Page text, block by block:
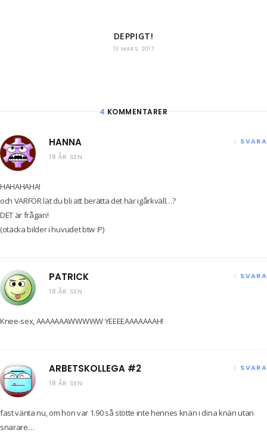
DEPPIGT!
13 MARS, 2017
4 KOMMENTARER
HANNA
18 ÅR SEN
SVARA
HAHAHAHA!
och VARFÖR lät du bli att berätta det här igårkväll…?
DET är frågan!
(otäcka bilder i huvudet btw :P)
PATRICK
18 ÅR SEN
SVARA
Knee-sex, AAAAAAAWWWWW YEEEEAAAAAAAH!
ARBETSKOLLEGA #2
18 ÅR SEN
SVARA
fast vänta nu, om hon var 1.90 så stötte inte hennes knän i dina knän utan
snarare…